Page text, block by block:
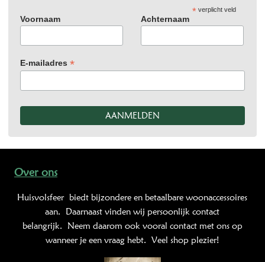
*verplicht veld
Voornaam Achternaam
E-mailadres *
Over ons
Huisvolsfeer biedt bijzondere en betaalbare woonaccessoires
aan. Daarnaast vinden wij persoonlijk contact
belangrijk. Neem daarom ook vooral contact met ons op
wanneer je een vraag hebt. Veel shop plezier!